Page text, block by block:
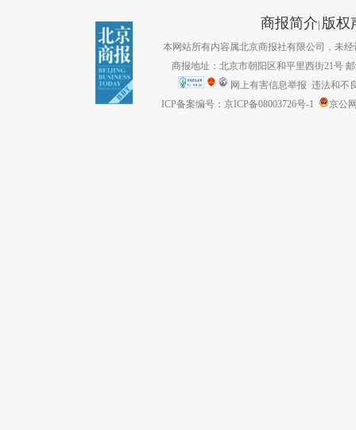
商报简介| 版权
本网站所有内容属北京商报社有限公司，未经
商报地址：北京市朝阳区和平里西街21号
网上有害信息举报 违法和不
ICP备案编号：京ICP备08003726号-1
京公